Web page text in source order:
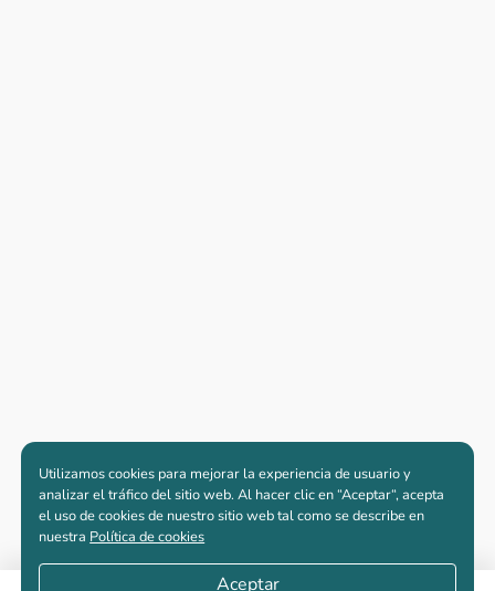
Utilizamos cookies para mejorar la experiencia de usuario y
analizar el tráfico del sitio web. Al hacer clic en “Aceptar“, acepta
el uso de cookies de nuestro sitio web tal como se describe en
nuestra Política de cookies
Aceptar